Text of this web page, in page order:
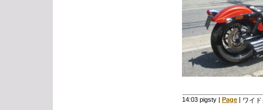
14:03 pigsty | Page | ワイ